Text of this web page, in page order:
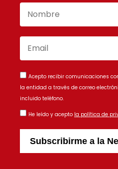
Acepto recibir comunicaciones
la entidad a través de correo
incluido teléfono.
He leído y acepto la política de
Subscribirme a la